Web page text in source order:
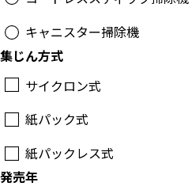
キャニスター掃除機
集じん方式
サイクロン式
紙パック式
紙パックレス式
発売年